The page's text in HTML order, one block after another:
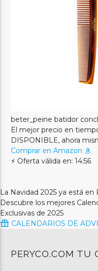
beter_peine batidor
El mejor precio en
DISPONIBLE, ahora
Comprar en Amazon
⚡ Oferta válida en: 14:56
La Navidad 2025 ya está en
Descubre los mejores
Exclusivas de 2025
CALENDARIOS DE
PERYCO.COM